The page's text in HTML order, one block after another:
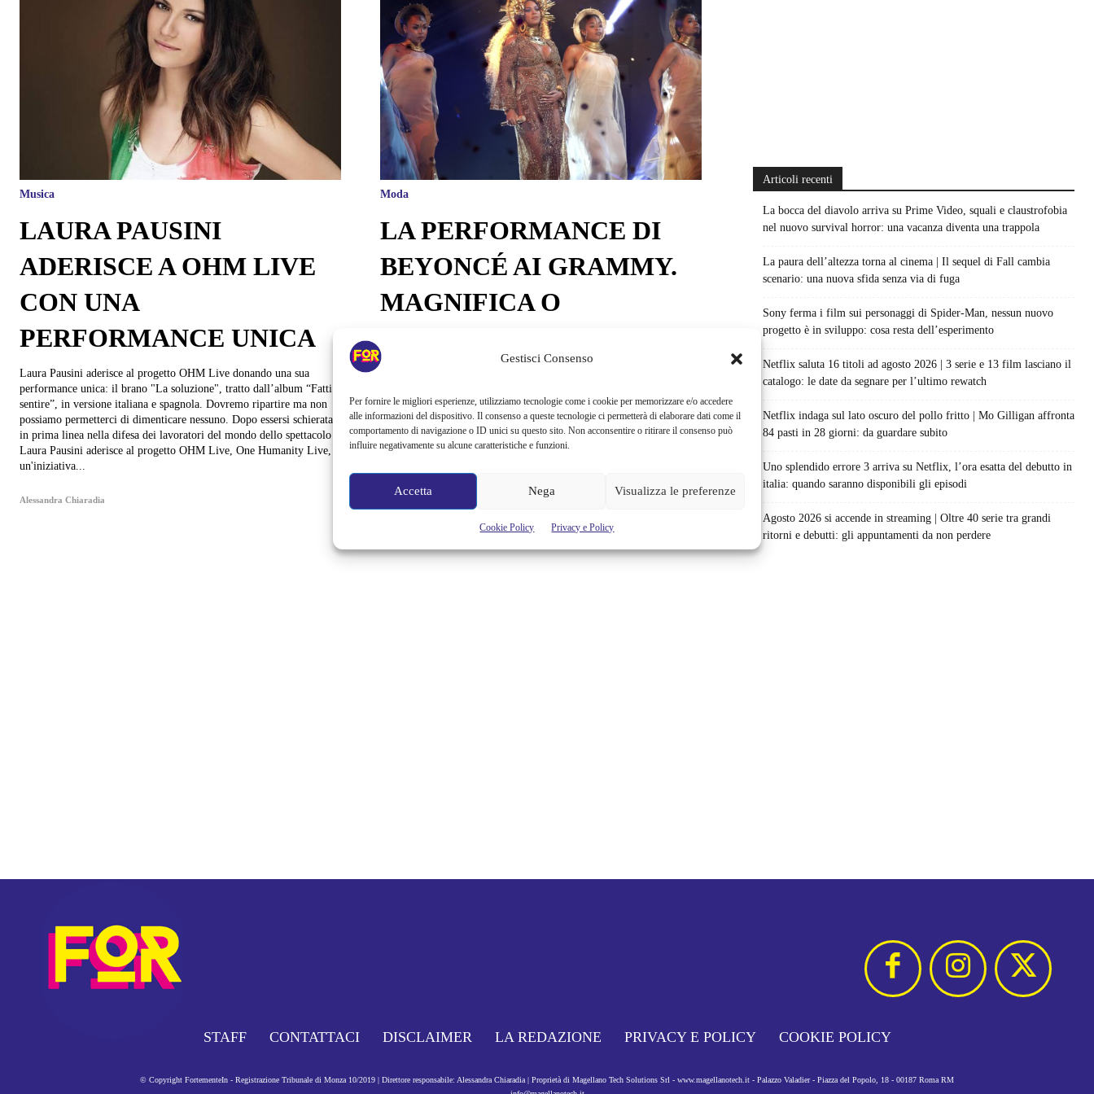
Gestisci Consenso
Per fornire le migliori esperienze, utilizziamo tecnologie come i cookie per memorizzare e/o accedere
alle informazioni del dispositivo. Il consenso a queste tecnologie ci permetterà di elaborare dati come il
comportamento di navigazione o ID unici su questo sito. Non acconsentire o ritirare il consenso può
influire negativamente su alcune caratteristiche e funzioni.
Accetta Nega Visualizza le preferenze
Cookie Policy Privacy e Policy
Musica
LAURA PAUSINI
ADERISCE A OHM LIVE
CON UNA
PERFORMANCE UNICA
Laura Pausini aderisce al progetto OHM Live donando una sua
performance unica: il brano "La soluzione", tratto dall’album “Fatti
sentire”, in versione italiana e spagnola. Dovremo ripartire ma non
possiamo permetterci di dimenticare nessuno. Dopo essersi schierata
in prima linea nella difesa dei lavoratori del mondo dello spettacolo
Laura Pausini aderisce al progetto OHM Live, One Humanity Live, è
un'iniziativa...
Alessandra Chiaradia
Moda
LA PERFORMANCE DI
BEYONCÉ AI GRAMMY.
MAGNIFICA O
dell’esibizione di Beyoncé tenutasi ieri sera alla 59esima cerimonia di
consegna dei Grammy, i più importanti premi musicali statunitensi.
La performance sta creando tanto di quel "rumor" che non ci
sentiamo quasi più. È stata magnifica? È stata esagerata? Voi cosa ne
Articoli recenti
La bocca del diavolo arriva su Prime Video, squali e claustrofobia
nel nuovo survival horror: una vacanza diventa una trappola
La paura dell’altezza torna al cinema | Il sequel di Fall cambia
scenario: una nuova sfida senza via di fuga
Sony ferma i film sui personaggi di Spider-Man, nessun nuovo
progetto è in sviluppo: cosa resta dell’esperimento
Netflix saluta 16 titoli ad agosto 2026 | 3 serie e 13 film lasciano il
catalogo: le date da segnare per l’ultimo rewatch
Netflix indaga sul lato oscuro del pollo fritto | Mo Gilligan affronta
84 pasti in 28 giorni: da guardare subito
Uno splendido errore 3 arriva su Netflix, l’ora esatta del debutto in
italia: quando saranno disponibili gli episodi
Agosto 2026 si accende in streaming | Oltre 40 serie tra grandi
ritorni e debutti: gli appuntamenti da non perdere
STAFF CONTATTACI DISCLAIMER LA REDAZIONE PRIVACY E POLICY COOKIE POLICY
© Copyright FortementeIn - Registrazione Tribunale di Monza 10/2019 | Direttore responsabile: Alessandra Chiaradia | Proprietà di Magellano Tech Solutions Srl - www.magellanotech.it - Palazzo Valadier - Piazza del Popolo, 18 - 00187 Roma RM